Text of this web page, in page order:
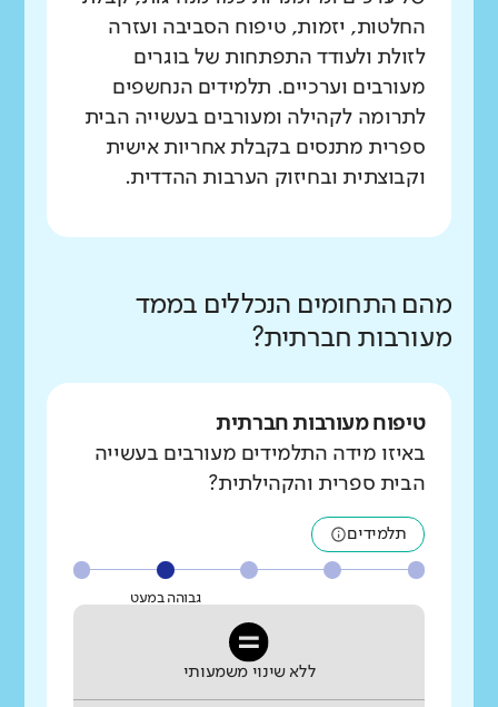
החלטות, יזמות, טיפוח הסביבה ועזרה
לזולת ולעודד התפתחות של בוגרים
מעורבים וערכיים. תלמידים הנחשפים
לתרומה לקהילה ומעורבים בעשייה הבית
ספרית מתנסים בקבלת אחריות אישית
וקבוצתית ובחיזוק הערבות ההדדית.
מהם התחומים הנכללים בממד
מעורבות חברתית?
טיפוח מעורבות חברתית
באיזו מידה התלמידים מעורבים בעשייה
הבית ספרית והקהילתית?
תלמידים
גבוהה במעט
ללא שינוי משמעותי